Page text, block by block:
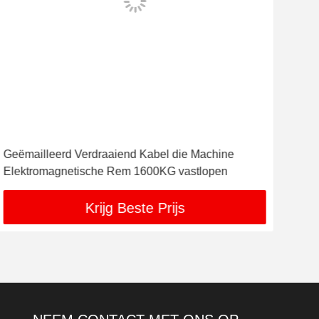
Geëmailleerd Verdraaiend Kabel die Machine
Elektromagnetische Rem 1600KG vastlopen
Krijg Beste Prijs